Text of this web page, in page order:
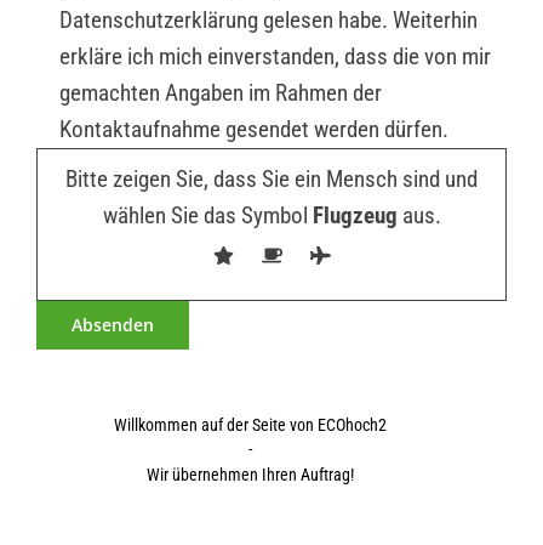
Datenschutzerklärung gelesen habe. Weiterhin
erkläre ich mich einverstanden, dass die von mir
gemachten Angaben im Rahmen der
Kontaktaufnahme gesendet werden dürfen.
Bitte zeigen Sie, dass Sie ein Mensch sind und
wählen Sie das Symbol Flugzeug aus.
Willkommen auf der Seite von ECOhoch2
-
Wir übernehmen Ihren Auftrag!